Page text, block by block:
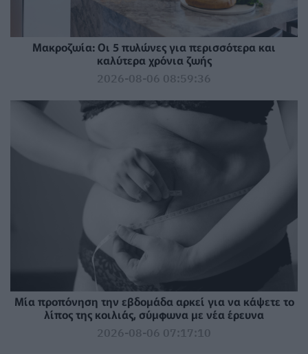
Mακροζωία: Οι 5 πυλώνες για περισσότερα και
καλύτερα χρόνια ζωής
2026-08-06 08:59:36
Μία προπόνηση την εβδομάδα αρκεί για να κάψετε το
λίπος της κοιλιάς, σύμφωνα με νέα έρευνα
2026-08-06 07:17:10